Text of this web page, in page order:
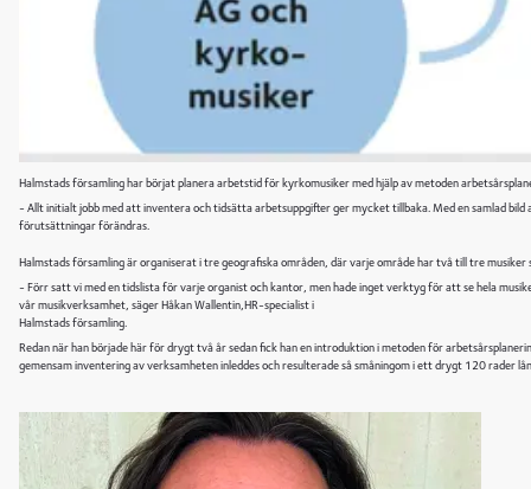
Halmstads församling har börjat planera arbetstid för kyrkomusiker med hjälp av metoden
- Allt initialt jobb med att inventera och tidsätta arbetsuppgifter ger mycket tillbaka. Med en samlad
förutsättningar förändras.
Halmstads församling är organiserat i tre geografiska områden, där varje område har två till tre
- Förr satt vi med en tidslista för varje organist och kantor, men hade inget verktyg för att se hela
vår musikverksamhet, säger Håkan Wallentin,HR-specialist i
Halmstads församling.
Redan när han började här för drygt två år sedan fick han en introduktion i metoden för
gemensam inventering av verksamheten inleddes och resulterade så småningom i ett drygt 120 rader